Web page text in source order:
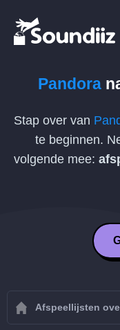
Pandora
Stap over van
te beginnen.
volgende mee:
Afspeellijsten